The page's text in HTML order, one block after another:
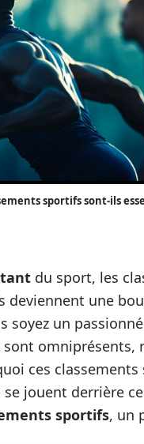
sportifs sont-ils
du sport, les
deviennent une
soyez un
ces
se jouent derrière
sportifs, un